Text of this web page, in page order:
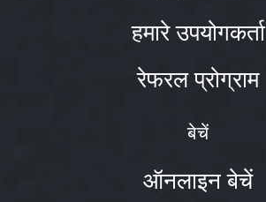
हमारे उपयोगकर्ता
रेफरल प्रोग्राम
बेचें
ऑनलाइन बेचें